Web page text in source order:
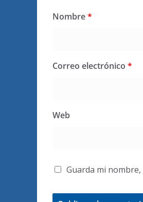
Nombre*
Correo electrónico *
Web
Guarda mi